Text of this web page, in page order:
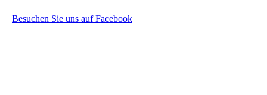
Besuchen Sie uns auf Facebook